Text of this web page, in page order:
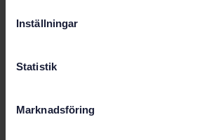
Inställningar
Statistik
Marknadsföring
Edition:2000
No of pages:
Within the same area